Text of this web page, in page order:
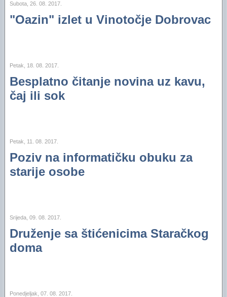
Subota, 26. 08. 2017.
"Oazin" izlet u Vinotočje Dobrovac
Petak, 18. 08. 2017.
Besplatno čitanje novina uz kavu,
čaj ili sok
Petak, 11. 08. 2017.
Poziv na informatičku obuku za
starije osobe
Srijeda, 09. 08. 2017.
Druženje sa štićenicima Staračkog
doma
Ponedjeljak, 07. 08. 2017.